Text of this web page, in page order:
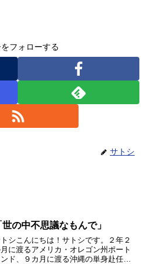
フォローする
サトシ
世の中不思議なもんで」
シこんにちは！サトシです。２年２
に渡るアメリカ・オレゴン州ポート
ド、９カ月に渡る沖縄の単身赴任の